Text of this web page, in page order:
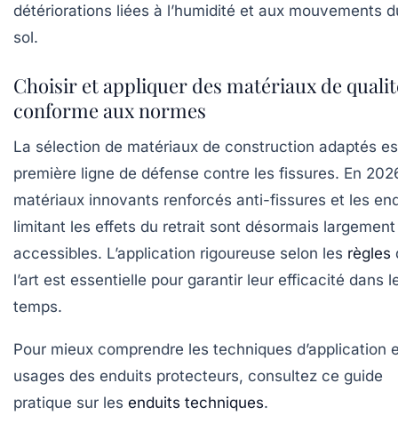
détériorations liées à l’humidité et aux mouvements
sol.
Choisir et appliquer des matériaux de
conforme aux normes
La sélection de matériaux de construction adaptés
première ligne de défense contre les fissures. En
matériaux innovants renforcés anti-fissures et les
limitant les effets du retrait sont désormais largement
accessibles. L’application rigoureuse selon les règles
l’art est essentielle pour garantir leur efficacité dans
temps.
Pour mieux comprendre les techniques d’application
usages des enduits protecteurs, consultez ce guide
pratique sur les enduits techniques.